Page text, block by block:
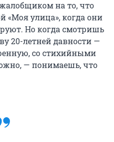
на то, что
«Моя улица», когда они
Но когда смотришь
20-летней давности —
со стихийными
— понимаешь, что